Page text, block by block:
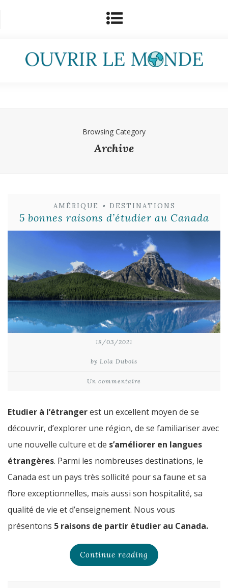
Browsing Category
Archive
AMÉRIQUE • DESTINATIONS
5 bonnes raisons d’étudier au Canada
18/03/2021
by Lola Dubois
Un commentaire
Etudier à l’étrangerest un excellent moyen de se
découvrir, d’explorer une région, de se familiariser avec
une nouvelle culture et de s’améliorer en langues
étrangères. Parmi les nombreuses destinations, le
Canada est un pays très sollicité pour sa faune et sa
flore exceptionnelles, mais aussi son hospitalité, sa
qualité de vie et d’enseignement. Nous vous
présentons 5 raisons de partir étudier au Canada.
Continue reading